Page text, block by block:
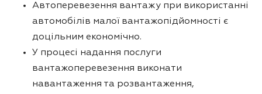
Автоперевезення вантажу при використанні
автомобілів малої вантажопідйомності є
доцільним економічно.
У процесі надання послуги
вантажоперевезення виконати
навантаження та розвантаження,